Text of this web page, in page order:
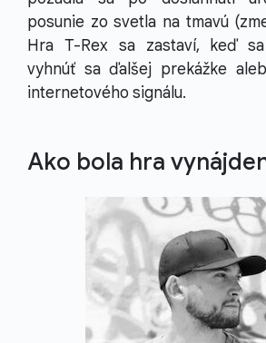
posunie zo svetla na tmavú
Hra T-Rex sa zastaví, keď
vyhnúť sa ďalšej prekážke
internetového signálu.
Ako bola hra